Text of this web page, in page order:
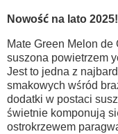
Nowość na lato 2025!
Mate Green Melon
suszona powietrzem
Jest to jedna z
smakowych wśród
dodatki w postaci
świetnie komponują
ostrokrzewem